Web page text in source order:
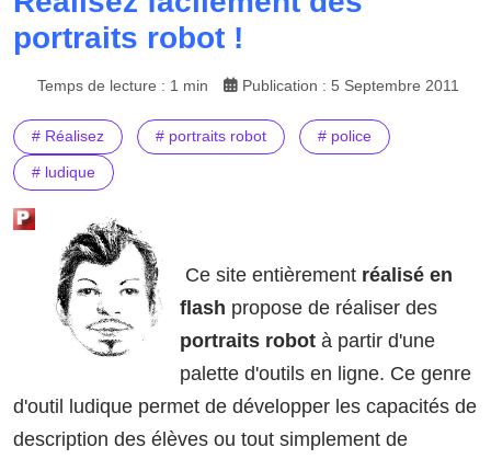
portraits robot !
Temps de lecture : 1 min Publication : 5 Septembre 2011
# Réalisez # portraits robot # police
# ludique
Ce site entièrement réalisé en
flash propose de réaliser des
portraits robot à partir d'une
palette d'outils en ligne. Ce genre
d'outil ludique permet de développer les capacités de
description des élèves ou tout simplement de